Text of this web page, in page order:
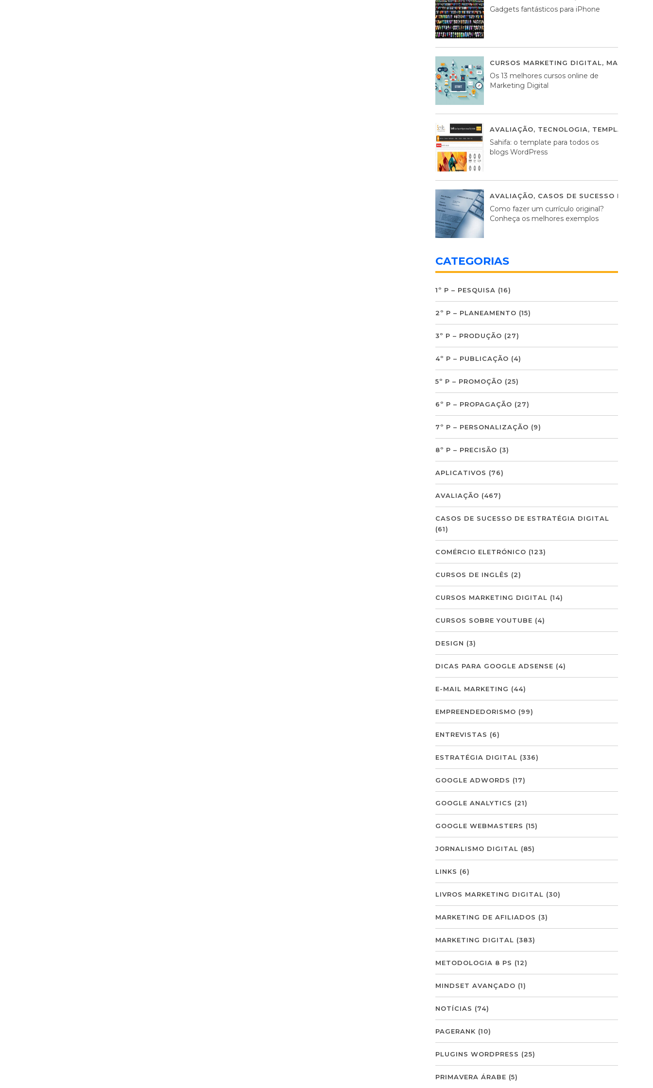
Gadgets fantásticos para iPhone
CURSOS MARKETING DIGITAL,
Os 13 melhores cursos online de
Marketing Digital
AVALIAÇÃO, TECNOLOGIA, TEMPLATES
Sahifa: o template para todos os
blogs WordPress
AVALIAÇÃO, CASOS DE SUCESSO DE
Como fazer um currículo original?
Conheça os melhores exemplos
CATEGORIAS
1º P – PESQUISA (16)
2º P – PLANEAMENTO (15)
3º P – PRODUÇÃO (27)
4º P – PUBLICAÇÃO (4)
5º P – PROMOÇÃO (25)
6º P – PROPAGAÇÃO (27)
7º P – PERSONALIZAÇÃO (9)
8º P – PRECISÃO (3)
APLICATIVOS (76)
AVALIAÇÃO (467)
CASOS DE SUCESSO DE ESTRATÉGIA DIGITAL
(61)
COMÉRCIO ELETRÓNICO (123)
CURSOS DE INGLÊS (2)
CURSOS MARKETING DIGITAL (14)
CURSOS SOBRE YOUTUBE (4)
DESIGN (3)
DICAS PARA GOOGLE ADSENSE (4)
E-MAIL MARKETING (44)
EMPREENDEDORISMO (99)
ENTREVISTAS (6)
ESTRATÉGIA DIGITAL (336)
GOOGLE ADWORDS (17)
GOOGLE ANALYTICS (21)
GOOGLE WEBMASTERS (15)
JORNALISMO DIGITAL (85)
LINKS (6)
LIVROS MARKETING DIGITAL (30)
MARKETING DE AFILIADOS (3)
MARKETING DIGITAL (383)
METODOLOGIA 8 PS (12)
MINDSET AVANÇADO (1)
NOTÍCIAS (74)
PAGERANK (10)
PLUGINS WORDPRESS (25)
PRIMAVERA ÁRABE (5)